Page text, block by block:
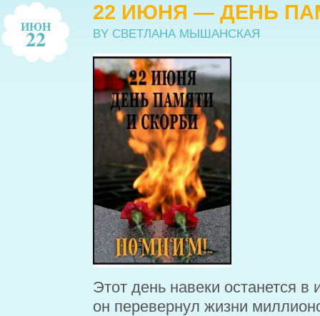
ИЮН
22
22 ИЮНЯ — ДЕНЬ
BY СВЕТЛАНА МЫШАНСКАЯ
Этот день навеки останется в
он перевернул жизни